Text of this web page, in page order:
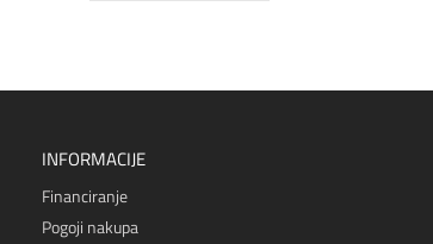
INFORMACIJE
Financiranje
Pogoji nakupa